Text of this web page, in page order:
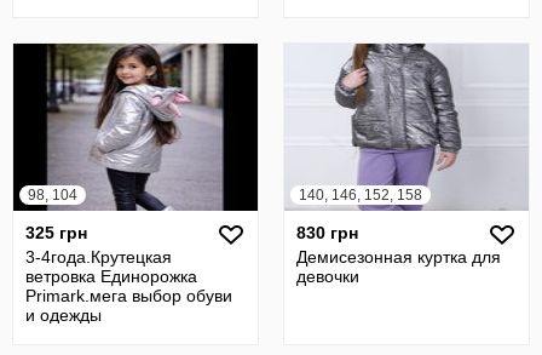
98, 104
325 грн
3-4года.Крутецкая
ветровка Eдинорожка
Primark.мега выбор обуви
и одежды
140, 146, 152, 158
830 грн
Демисезонная куртка для
девочки